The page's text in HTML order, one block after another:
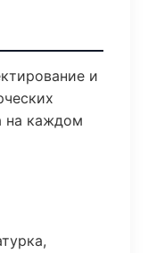
и
на каждом